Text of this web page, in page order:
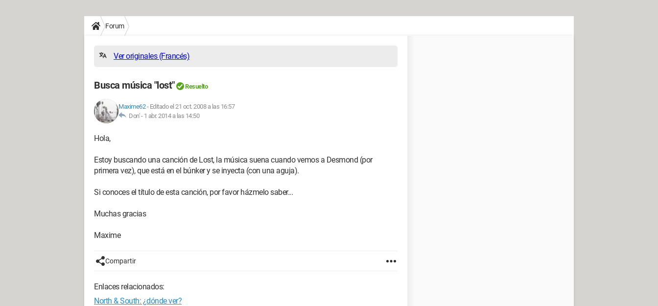
Forum
Ver originales (Francés)
Busca música "lost" Resuelto
Maxime62- Editado el 21 oct. 2008 a las 16:57
Don' - 1 abr. 2014 a las 14:50
Hola,
Estoy buscando una canción de Lost, la música suena cuando vemos a Desmond (por
primera vez), que está en el búnker y se inyecta (con una aguja).
Si conoces el título de esta canción, por favor házmelo saber...
Muchas gracias
Maxime
Compartir
Enlaces relacionados:
North & South: ¿dónde ver?